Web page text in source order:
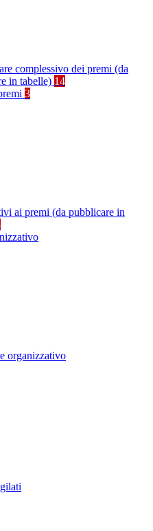
complessivo dei premi (da
in tabelle) 14
3
ai premi (da pubblicare in
organizzativo